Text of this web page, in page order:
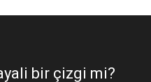
bir çizgi mi?